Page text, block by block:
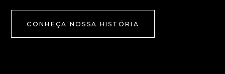
CONHEÇA NOSSA HISTÓRIA